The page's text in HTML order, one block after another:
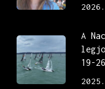
A
19-